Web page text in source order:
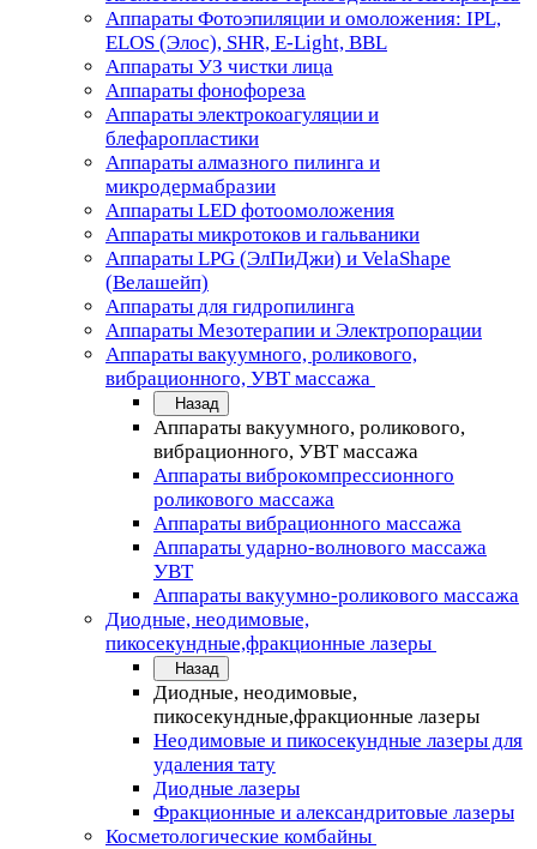
Аппараты Фотоэпиляции и омоложения: IPL,
ELOS (Элос), SHR, E-Light, BBL
Аппараты УЗ чистки лица
Аппараты фонофореза
Аппараты электрокоагуляции и
блефаропластики
Аппараты алмазного пилинга и
микродермабразии
Аппараты LED фотоомоложения
Аппараты микротоков и гальваники
Аппараты LPG (ЭлПиДжи) и VelaShape
(Велашейп)
Аппараты для гидропилинга
Аппараты Мезотерапии и Электропорации
Аппараты вакуумного, роликового,
вибрационного, УВТ массажа
Назад
Аппараты вакуумного, роликового,
вибрационного, УВТ массажа
Аппараты виброкомпрессионного
роликового массажа
Аппараты вибрационного массажа
Аппараты ударно-волнового массажа
УВТ
Аппараты вакуумно-роликового массажа
Диодные, неодимовые,
пикосекундные,фракционные лазеры
Назад
Диодные, неодимовые,
пикосекундные,фракционные лазеры
Неодимовые и пикосекундные лазеры для
удаления тату
Диодные лазеры
Фракционные и александритовые лазеры
Косметологические комбайны